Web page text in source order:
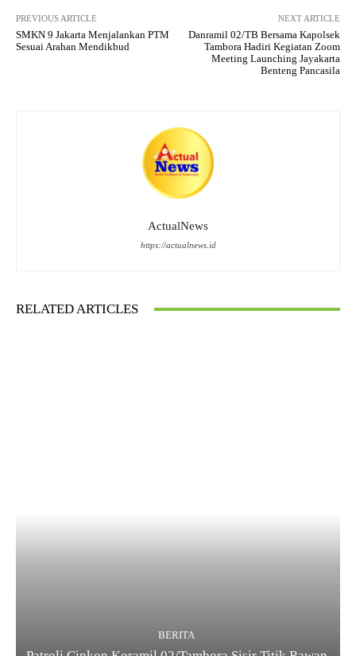
PREVIOUS ARTICLE
SMKN 9 Jakarta Menjalankan PTM
Sesuai Arahan Mendikbud
NEXT ARTICLE
Danramil 02/TB Bersama Kapolsek
Tambora Hadiri Kegiatan Zoom
Meeting Launching Jayakarta
Benteng Pancasila
ActualNews
https://actualnews.id
RELATED ARTICLES
BERITA